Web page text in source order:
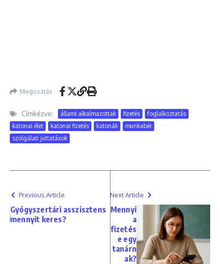
Megosztás
Címkézve: állami alkalmazottak fizetés
foglalkoztatás
katonai élet
katonai fizetés katonák
munkabér
szolgálati juttatások
Previous Article
Gyógyszertári asszisztens
mennyit keres?
Next Article
Mennyi
a
fizetés
e egy
tanárn
ak?